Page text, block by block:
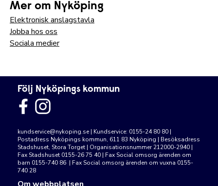
Mer om Nyköping
Elektronisk anslagstavla
Jobba hos oss
Sociala medier
Följ Nyköpings kommun
kundservice@nykoping.se | Kundservice: 0155-24 80 80 |
Postadress Nyköpings kommun, 611 83 Nyköping | Besöksadress
Stadshuset, Stora Torget | Organisationsnummer 212000-2940 |
Fax Stadshuset 0155-26 75 40 | Fax Social omsorg ärenden om
barn 0155-740 86 | Fax Social omsorg ärenden om vuxna 0155-
740 28